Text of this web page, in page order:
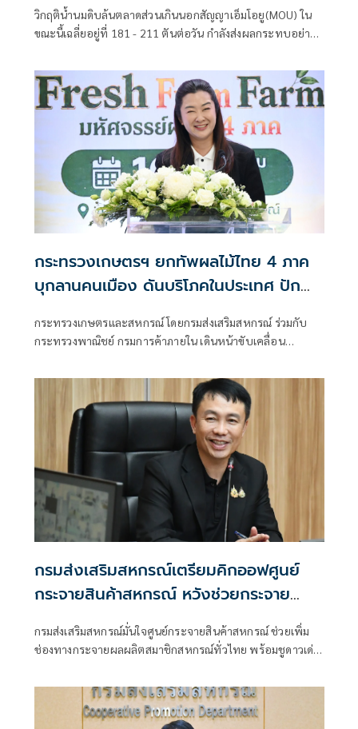
วิกฤติน้ำนมดิบล้นตลาดส่วนเกินนอกสัญญาเอ็มโอยู(MOU) ใน
ขณะนี้เฉลี่ยอยู่ที่ 181 - 211 ตันต่อวัน กำลังส่งผลกระทบอย่าง
กระทรวงเกษตรฯ ยกทัพผลไม้ไทย 4 ภาค
บุกลานคนเมือง ดันบริโภคในประเทศ ปัก
กระทรวงเกษตรและสหกรณ์ โดยกรมส่งเสริมสหกรณ์ ร่วมกับ
กระทรวงพาณิชย์ กรมการค้าภายใน เดินหน้าขับเคลื่อน
ใหญ่ “Thailand : The Land of Tropical Fruits” ภายใต้แนวคิด
Fresh From Farm มหัศจรรย์ผลไม้ 4 ภาค ณ ศาลาว่าการ
กรุงเทพมหานคร
กรมส่งเสริมสหกรณ์เตรียมคิกออฟศูนย์
กระจายสินค้าสหกรณ์ หวังช่วยกระจาย
สินค้าดาวเด่นประจำจังหวัดทั่วไทย
กรมส่งเสริมสหกรณ์มั่นใจศูนย์กระจายสินค้าสหกรณ์ ช่วยเพิ่ม
ช่องทางกระจายผลผลิตสมาชิกสหกรณ์ทั่วไทย พร้อมชูดาวเด่น
จ่ายประจำปี 2570 ที่รัฐสภา